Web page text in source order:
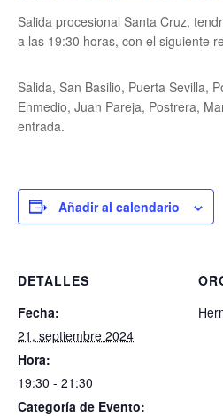
Salida procesional Santa Cruz,
a las 19:30 horas, con el siguiente
Salida, San Basilio, Puerta Sevilla,
Enmedio, Juan Pareja, Postrera,
entrada.
Añadir al calendario
DETALLES
Fecha:
21, septiembre 2024
Hora:
19:30 - 21:30
Categoría de Evento: